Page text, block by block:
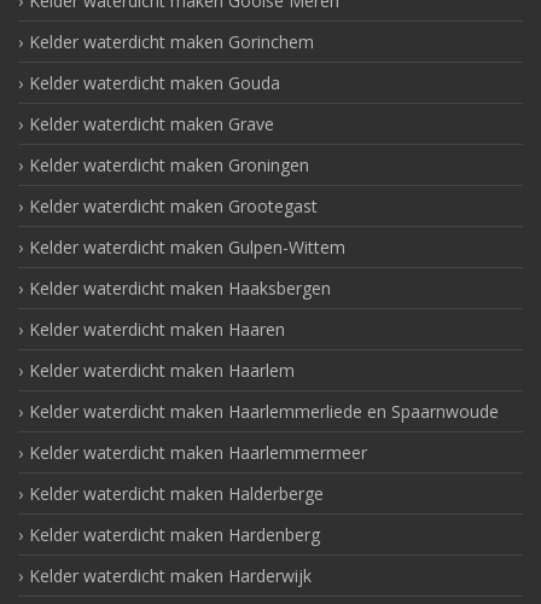
Kelder waterdicht maken Gorinchem
Kelder waterdicht maken Gouda
Kelder waterdicht maken Grave
Kelder waterdicht maken Groningen
Kelder waterdicht maken Grootegast
Kelder waterdicht maken Gulpen-Wittem
Kelder waterdicht maken Haaksbergen
Kelder waterdicht maken Haaren
Kelder waterdicht maken Haarlem
Kelder waterdicht maken Haarlemmerliede en Spaarnwoude
Kelder waterdicht maken Haarlemmermeer
Kelder waterdicht maken Halderberge
Kelder waterdicht maken Hardenberg
Kelder waterdicht maken Harderwijk